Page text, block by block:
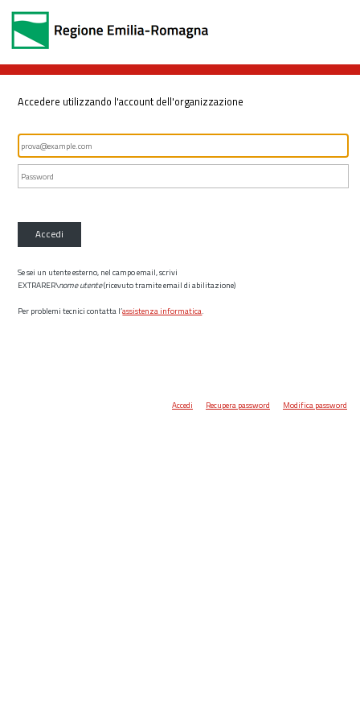
Accedere utilizzando l'account dell'organizzazione
Accedi
Se sei un utente esterno, nel campo email, scrivi
EXTRARER\nome utente(ricevuto tramite email di abilitazione)
Per problemi tecnici contatta l’assistenza informatica.
Accedi Recupera password Modifica password